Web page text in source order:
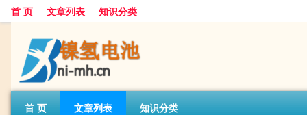
首 页 文章列表 知识分类
首 页 文章列表 知识分类